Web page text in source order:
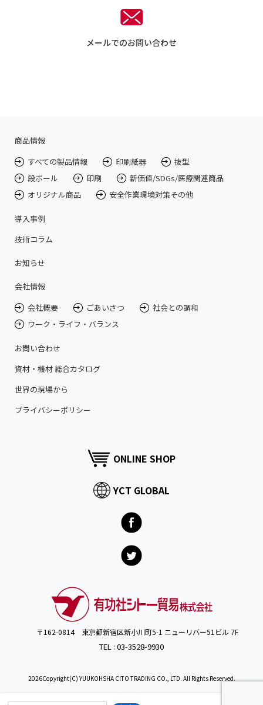
メールでのお問い合わせ
商品情報
すべての製品情報
印刷紙器
抜型
段ボール
印刷
新価値/SDGs/医療関連商品
オリジナル商品
安全作業環境対策その他
導入事例
技術コラム
お知らせ
会社情報
会社概要
ごあいさつ
社会との調和
ワーク・ライフ・バランス
お問い合わせ
資材・機材 総合カタログ
世界の現場から
プライバシーポリシー
ONLINE SHOP
YCT GLOBAL
〒162-0814 東京都新宿区新小川町5-1 ニューリバー51ビル 7F
TEL : 03-3528-9930
2026Copyright(C) YUUKOHSHA CITO TRADING CO., LTD. All Rights Reserved.